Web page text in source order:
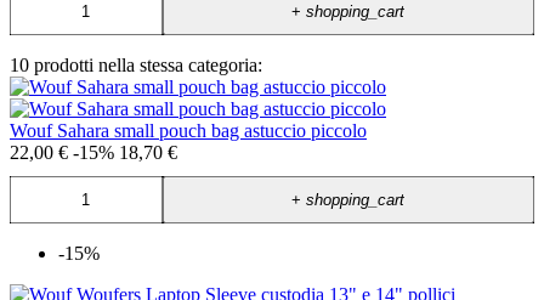
+shopping_cart
10 prodotti nella stessa categoria:
Wouf Sahara small pouch bag astuccio piccolo
22,00 € -15% 18,70 €
+shopping_cart
-15%